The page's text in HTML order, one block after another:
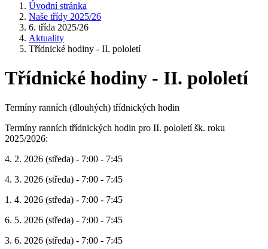
Úvodní stránka
Naše třídy 2025/26
6. třída 2025/26
Aktuality
Třídnické hodiny - II. pololetí
Třídnické hodiny - II. pololetí
Termíny ranních (dlouhých) třídnických hodin
Termíny ranních třídnických hodin pro II. pololetí šk. roku
2025/2026:
4. 2. 2026 (středa) - 7:00 - 7:45
4. 3. 2026 (středa) - 7:00 - 7:45
1. 4. 2026 (středa) - 7:00 - 7:45
6. 5. 2026 (středa) - 7:00 - 7:45
3. 6. 2026 (středa) - 7:00 - 7:45